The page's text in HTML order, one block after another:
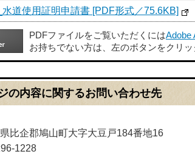
道使用証明申請書 [PDF形式／75.6KB]
PDFファイルをご覧いただくにはAdobe
お持ちでない方は、左のボタンをクリッ
の内容に関するお問い合わせ先
比企郡鳩山町大字大豆戸184番地16
1228